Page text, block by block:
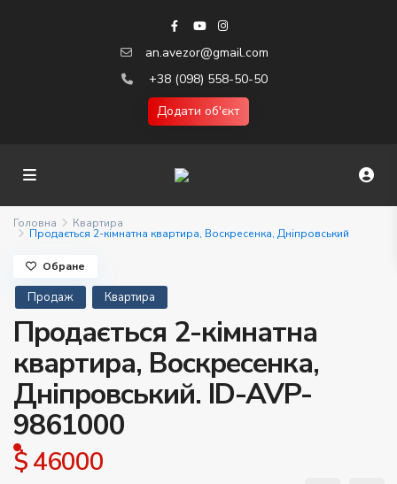
an.avezor@gmail.com
+38 (098) 558-50-50
Додати об'єкт
Головна Квартира
Продається 2-кімнатна квартира, Воскресенка, Дніпровський
Продаж Квартира
Продається 2-кімнатна
квартира, Воскресенка,
Дніпровський. ID-AVP-
9861000
$ 46000
Обране